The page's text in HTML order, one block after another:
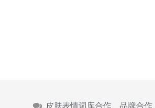
皮肤表情词库合作、品牌合